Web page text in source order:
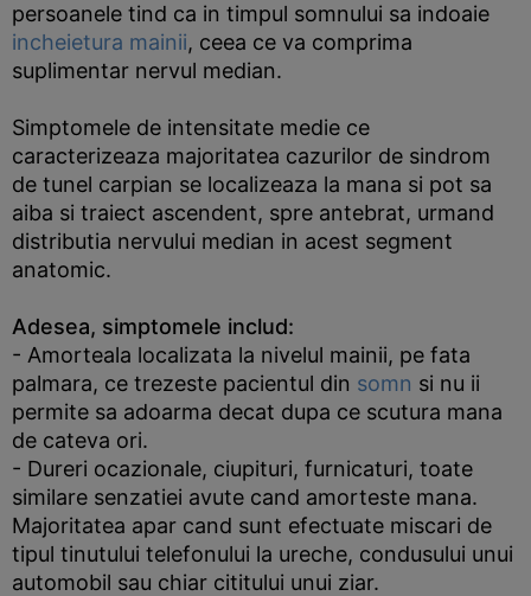
persoanele tind ca in timpul somnului sa indoaie
incheietura mainii, ceea ce va comprima
suplimentar nervul median.
Simptomele de intensitate medie ce
caracterizeaza majoritatea cazurilor de sindrom
de tunel carpian se localizeaza la mana si pot sa
aiba si traiect ascendent, spre antebrat, urmand
distributia nervului median in acest segment
anatomic.
Adesea, simptomele includ:
- Amorteala localizata la nivelul mainii, pe fata
palmara, ce trezeste pacientul din somn si nu ii
permite sa adoarma decat dupa ce scutura mana
de cateva ori.
- Dureri ocazionale, ciupituri, furnicaturi, toate
similare senzatiei avute cand amorteste mana.
Majoritatea apar cand sunt efectuate miscari de
tipul tinutului telefonului la ureche, condusului unui
automobil sau chiar cititului unui ziar.